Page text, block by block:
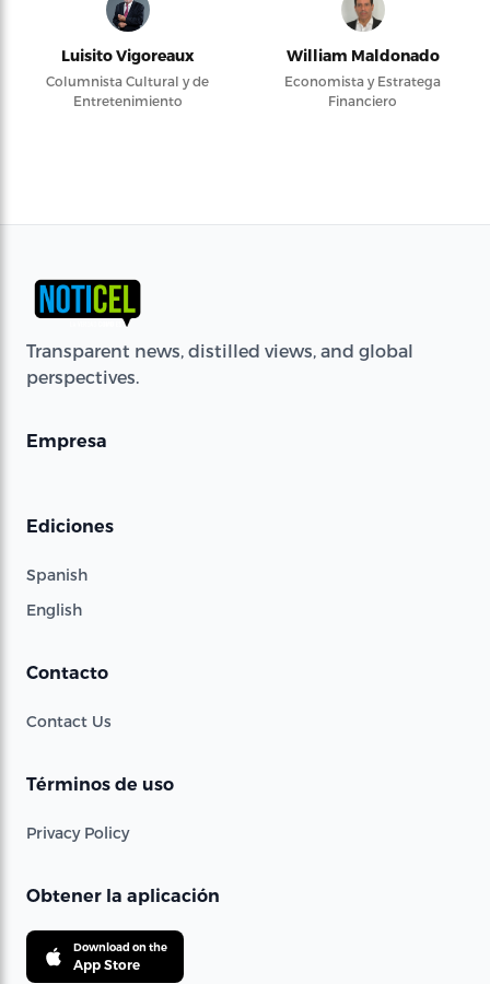
Luisito Vigoreaux
Columnista Cultural y de
Entretenimiento
William Maldonado
Economista y Estratega
Financiero
Transparent news, distilled views, and global
perspectives.
Empresa
Ediciones
Spanish
English
Contacto
Contact Us
Términos de uso
Privacy Policy
Obtener la aplicación
Download on the
App Store